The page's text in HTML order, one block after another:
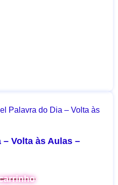
Palavra do Dia – Volta às
Volta às Aulas –